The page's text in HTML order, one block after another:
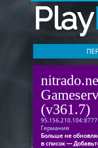
Play
(v361.7)
95.156.210.104:8777
Германия
Больше не
в список —